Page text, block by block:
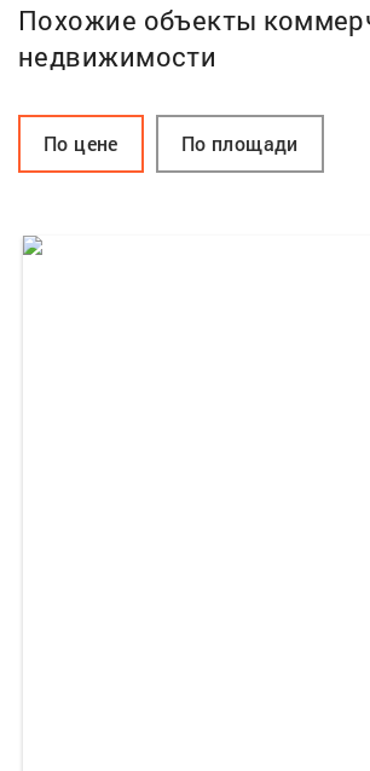
Похожие объекты
недвижимости
По цене По площади